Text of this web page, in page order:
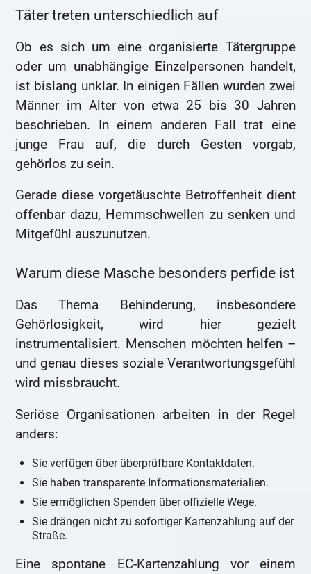
Täter treten unterschiedlich auf
Ob es sich um eine organisierte Tätergruppe
oder um unabhängige Einzelpersonen handelt,
ist bislang unklar. In einigen Fällen wurden zwei
Männer im Alter von etwa 25 bis 30 Jahren
beschrieben. In einem anderen Fall trat eine
junge Frau auf, die durch Gesten vorgab,
gehörlos zu sein.
Gerade diese vorgetäuschte Betroffenheit dient
offenbar dazu, Hemmschwellen zu senken und
Mitgefühl auszunutzen.
Warum diese Masche besonders perfide ist
Das Thema Behinderung, insbesondere
Gehörlosigkeit, wird hier gezielt
instrumentalisiert. Menschen möchten helfen –
und genau dieses soziale Verantwortungsgefühl
wird missbraucht.
Seriöse Organisationen arbeiten in der Regel
anders:
Sie verfügen über überprüfbare Kontaktdaten.
Sie haben transparente Informationsmaterialien.
Sie ermöglichen Spenden über offizielle Wege.
Sie drängen nicht zu sofortiger Kartenzahlung auf der
Straße.
Eine spontane EC-Kartenzahlung vor einem